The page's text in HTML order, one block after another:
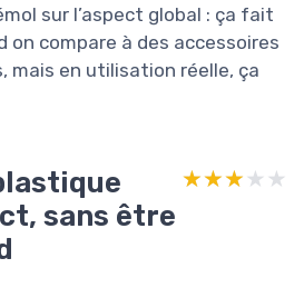
sur l’aspect global : ça fait
on compare à des accessoires
mais en utilisation réelle, ça
sans être
★★★★★
★★★★★